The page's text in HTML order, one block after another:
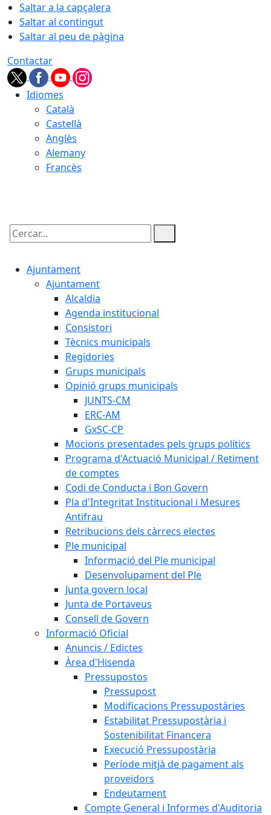
Saltar a la capçalera
Saltar al contingut
Saltar al peu de pàgina
Contactar
Idiomes
Català
Castellà
Anglès
Alemany
Francès
Cercar:
Ajuntament
Ajuntament
Alcaldia
Agenda institucional
Consistori
Tècnics municipals
Regidories
Grups municipals
Opinió grups municipals
JUNTS-CM
ERC-AM
GxSC-CP
Mocions presentades pels grups polítics
Programa d'Actuació Municipal / Retiment
de comptes
Codi de Conducta i Bon Govern
Pla d'Integritat Institucional i Mesures
Antifrau
Retribucions dels càrrecs electes
Ple municipal
Informació del Ple municipal
Desenvolupament del Ple
Junta govern local
Junta de Portaveus
Consell de Govern
Informació Oficial
Anuncis / Edictes
Àrea d'Hisenda
Pressupostos
Pressupost
Modificacions Pressupostàries
Estabilitat Pressupostària i
Sostenibilitat Financera
Execució Pressupostària
Període mitjà de pagament als
proveïdors
Endeutament
Compte General i Informes d'Auditoria